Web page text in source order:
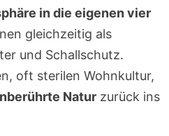
in die eigenen vier
gleichzeitig als
und Schallschutz.
oft sterilen Wohnkultur,
Naturzurück ins